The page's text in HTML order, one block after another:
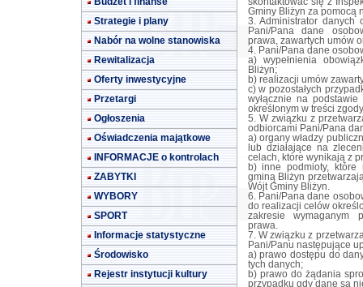
Strategie i plany
Nabór na wolne stanowiska
Rewitalizacja
Oferty inwestycyjne
Przetargi
Ogłoszenia
Oświadczenia majątkowe
INFORMACJE o kontrolach
ZABYTKI
WYBORY
SPORT
Informacje statystyczne
Środowisko
Rejestr instytucji kultury
Gminy Bliżyn za pomocą
3. Administrator danych
Pani/Pana dane
prawa, zawartych umów
4. Pani/Pana dane
a) wypełnienia
Bliżyn;
b) realizacji umów
c) w pozostałych
wyłącznie na
określonym w treści
5. W związku z
odbiorcami Pani/Pana
a) organy władzy
lub działające na
celach, które wynikają z
b) inne podmioty, które
gminą Bliżyn
Wójt Gminy Bliżyn.
6. Pani/Pana dane
do realizacji celów
zakresie wymaganym
prawa.
7. W związku z
Pani/Panu następujące
a) prawo dostępu do
tych danych;
b) prawo do żądania
przypadku gdy dane są